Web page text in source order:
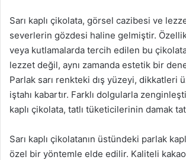
Sarı kaplı çikolata, görsel cazibesi ve
severlerin gözdesi haline gelmiştir.
veya kutlamalarda tercih edilen bu
lezzet değil, aynı zamanda estetik bir
Parlak sarı renkteki dış yüzeyi, dikkatleri
iştahı kabartır. Farklı dolgularla
kaplı çikolata, tatlı tüketicilerinin damak
Sarı kaplı çikolatanın üstündeki parlak
özel bir yöntemle elde edilir. Kaliteli kakao